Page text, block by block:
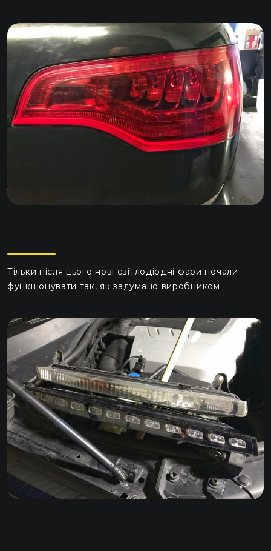
Тільки після цього нові світлодіодні фари почали
функціонувати так, як задумано виробником.